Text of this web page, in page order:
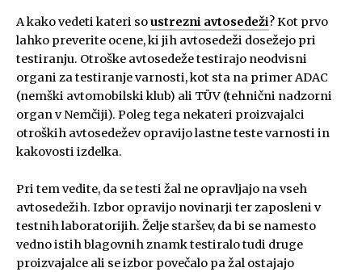
A kako vedeti kateri soustrezni avtosedeži? Kot prvo
lahko preverite ocene, ki jih avtosedeži dosežejo pri
testiranju. Otroške avtosedeže testirajo neodvisni
organi za testiranje varnosti, kot sta na primer ADAC
(nemški avtomobilski klub) ali TÜV (tehnični nadzorni
organ v Nemčiji). Poleg tega nekateri proizvajalci
otroških avtosedežev opravijo lastne teste varnosti in
kakovosti izdelka.
Pri tem vedite, da se testi žal ne opravljajo na vseh
avtosedežih. Izbor opravijo novinarji ter zaposleni v
testnih laboratorijih. Želje staršev, da bi se namesto
vedno istih blagovnih znamk testiralo tudi druge
proizvajalce ali se izbor povečalo pa žal ostajajo